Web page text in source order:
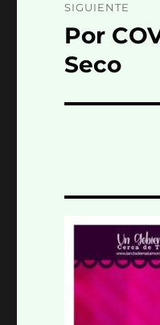
SIGUIENTE
Entrada
siguiente:
Por
Seco